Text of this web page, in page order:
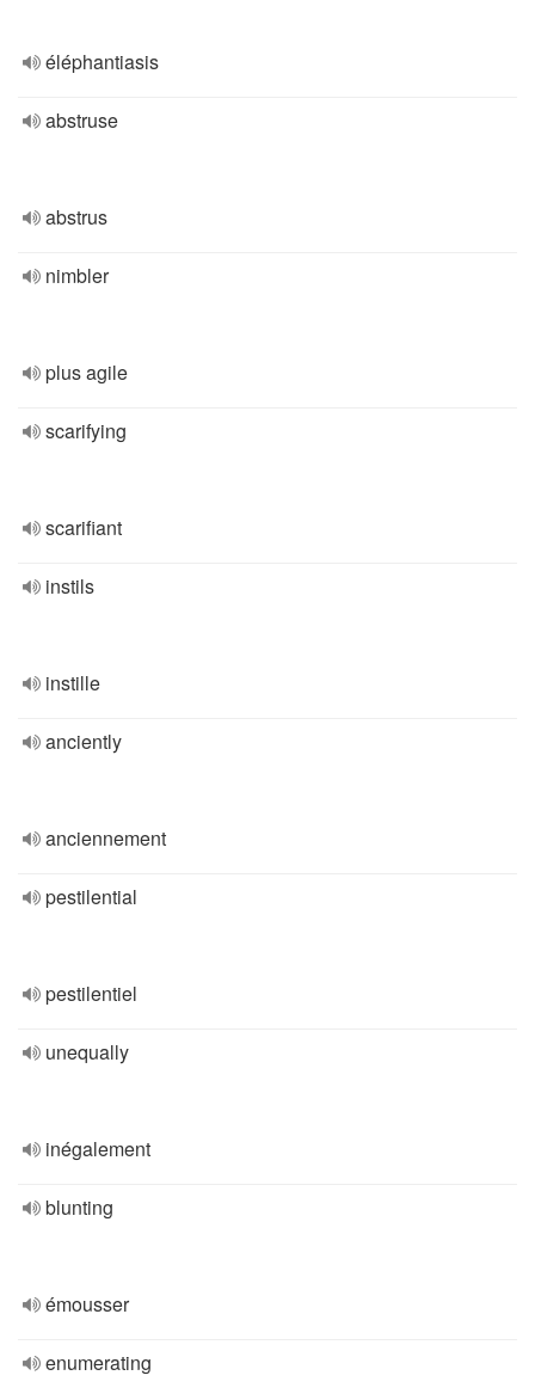
éléphantiasis
abstruse
abstrus
nimbler
plus agile
scarifying
scarifiant
instils
instille
anciently
anciennement
pestilential
pestilentiel
unequally
inégalement
blunting
émousser
enumerating